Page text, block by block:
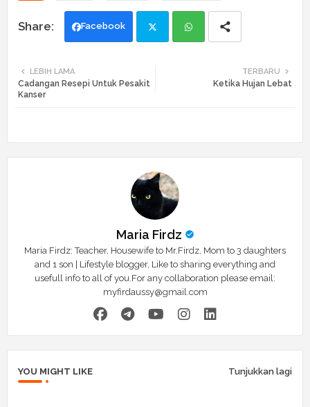
Facebook
tte
TERBARU
Ketika Hujan Lebat
LEBIH LAMA
Cadangan Resepi Untuk Pesakit
Kanser
Maria Firdz
Maria Firdz: Teacher, Housewife to Mr.Firdz, Mom to 3 daughters
and 1 son | Lifestyle blogger, Like to sharing everything and
usefull info to all of you.For any collaboration please email:
myfirdaussy@gmail.com
YOU MIGHT LIKE Tunjukkan lagi